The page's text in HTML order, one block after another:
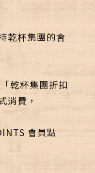
乾杯集團的會
乾杯集團折扣
消費，
會員點